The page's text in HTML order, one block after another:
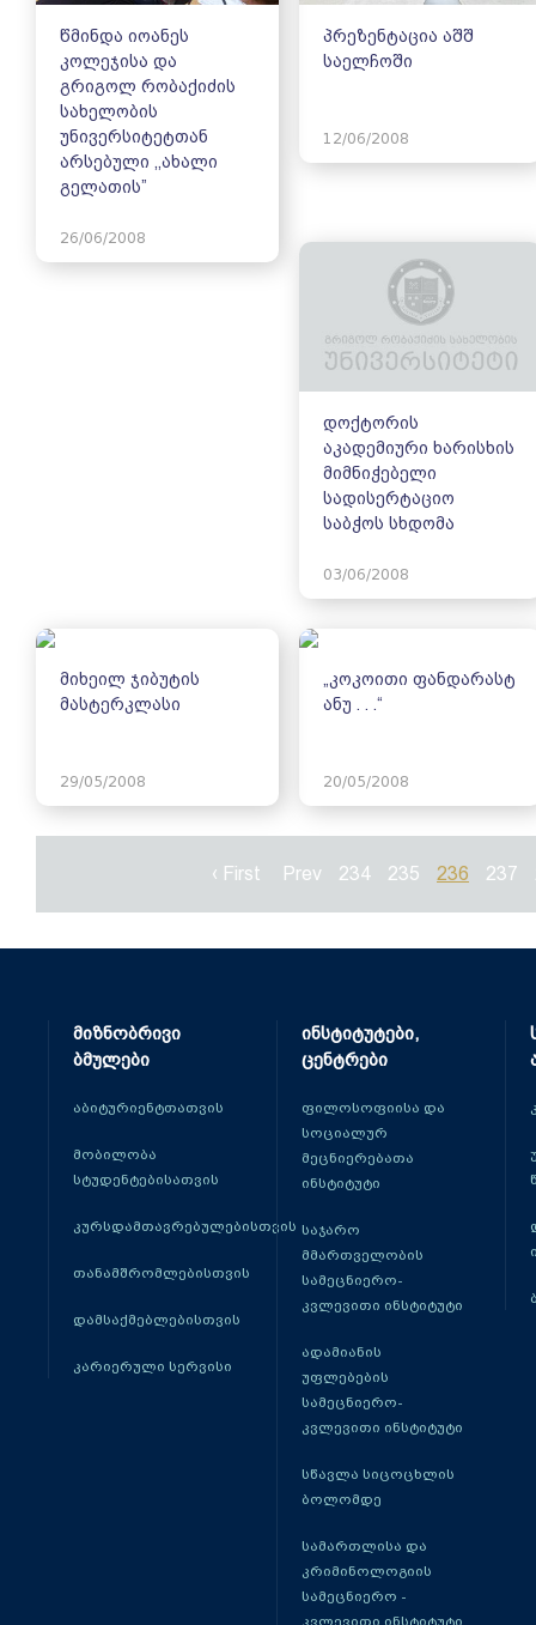
წმინდა იოანეს
კოლეჯისა და
გრიგოლ რობაქიძის
სახელობის
უნივერსიტეტთან
არსებული ,,ახალი
გელათის”
26/06/2008
პრეზენტაცია აშშ
საელჩოში
12/06/2008
დოქტორის
აკადემიური ხარისხის
მიმნიჭებელი
სადისერტაციო
საბჭოს სხდომა
03/06/2008
მიხეილ ჯიბუტის
მასტერკლასი
29/05/2008
„კოკოითი ფანდარასტ
ანუ . . .“
20/05/2008
‹ First Prev 234 235 236 237
მიზნობრივი
ბმულები
აბიტურიენტთათვის
მობილობა
სტუდენტებისათვის
კურსდამთავრებულებისთვის
თანამშრომლებისთვის
დამსაქმებლებისთვის
კარიერული სერვისი
ინსტიტუტები,
ცენტრები
ფილოსოფიისა და
სოციალურ
მეცნიერებათა
ინსტიტუტი
საჯარო
მმართველობის
სამეცნიერო-
კვლევითი ინსტიტუტი
ადამიანის
უფლებების
სამეცნიერო-
კვლევითი ინსტიტუტი
სწავლა სიცოცხლის
ბოლომდე
სამართლისა და
კრიმინოლოგიის
სამეცნიერო -